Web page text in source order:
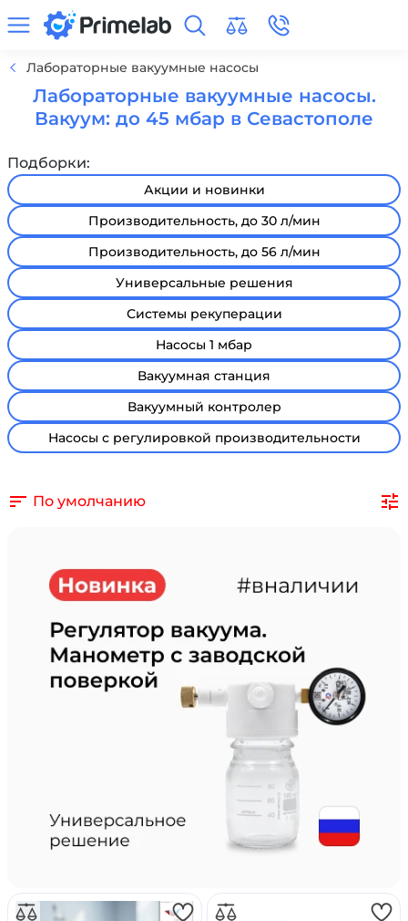
Лабораторные вакуумные насосы
Лабораторные вакуумные насосы.
Вакуум: до 45 мбар в Севастополе
Подборки:
Акции и новинки
Производительность, до 30 л/мин
Производительность, до 56 л/мин
Универсальные решения
Системы рекуперации
Насосы 1 мбар
Вакуумная станция
Вакуумный контролер
Насосы с регулировкой производительности
По умолчанию